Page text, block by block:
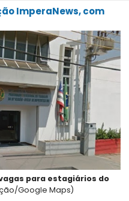
ImperaNews, com
para estagiários do
Google Maps)